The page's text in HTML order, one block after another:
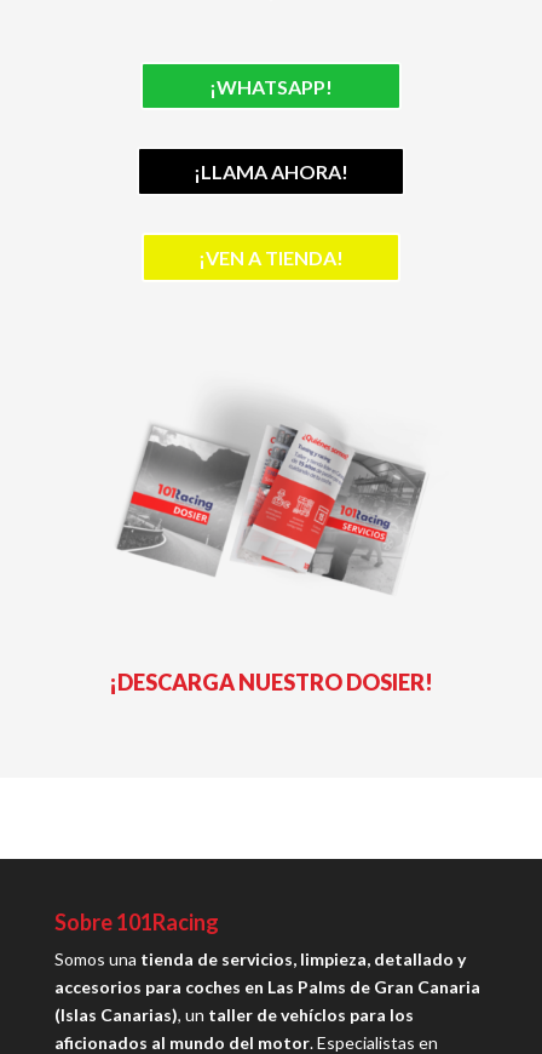
¡WHATSAPP!
¡LLAMA AHORA!
¡VEN A TIENDA!
¡DESCARGA NUESTRO DOSIER!
Sobre 101Racing
Somos una tienda de servicios, limpieza, detallado y
accesorios para coches en Las Palms de Gran Canaria
(Islas Canarias), un taller de vehíclos para los
aficionados al mundo del motor. Especialistas en